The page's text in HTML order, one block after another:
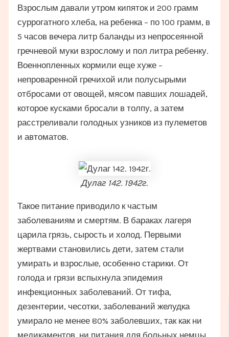
Взрослым давали утром кипяток и 200 грамм
суррогатного хлеба, на ребенка – по 100 грамм, в
5 часов вечера литр баланды из непросеянной
гречневой муки взрослому и пол литра ребенку.
Военнопленных кормили еще хуже –
непроваренной гречихой или полусырыми
отбросами от овощей, мясом павших лошадей,
которое кусками бросали в толпу, а затем
расстреливали голодных узников из пулеметов
и автоматов.
Дулаг 142. 1942г.
Такое питание приводило к частым
заболеваниям и смертям. В бараках лагеря
царила грязь, сырость и холод. Первыми
жертвами становились дети, затем стали
умирать и взрослые, особенно старики. От
голода и грязи вспыхнула эпидемия
инфекционных заболеваний. От тифа,
дезентерии, чесотки, заболеваний желудка
умирало не менее 80% заболевших, так как ни